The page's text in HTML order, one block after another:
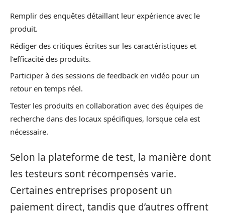
Remplir des enquêtes détaillant leur expérience avec le
produit.
Rédiger des critiques écrites sur les caractéristiques et
l’efficacité des produits.
Participer à des sessions de feedback en vidéo pour un
retour en temps réel.
Tester les produits en collaboration avec des équipes de
recherche dans des locaux spécifiques, lorsque cela est
nécessaire.
Selon la plateforme de test, la manière dont
les testeurs sont récompensés varie.
Certaines entreprises proposent un
paiement direct, tandis que d’autres offrent